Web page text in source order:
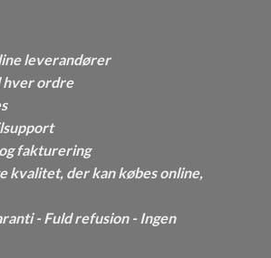
leverandører
hver ordre
fakturering
kvalitet, der kan købes online,
- Fuld refusion - Ingen